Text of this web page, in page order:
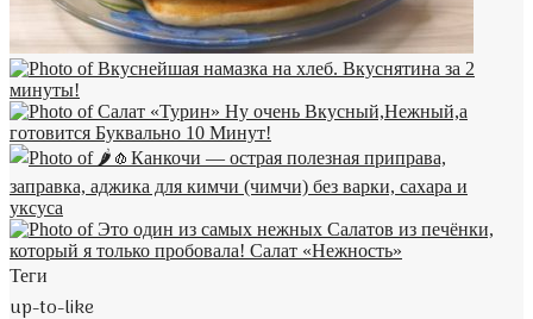
Теги
up-to-like